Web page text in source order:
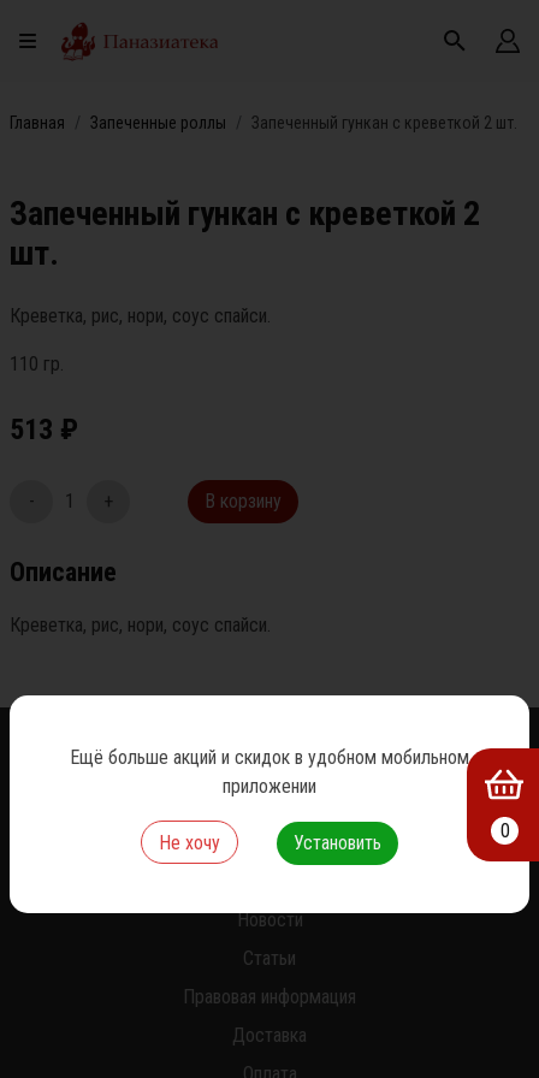
Главная Запеченные роллы Запеченный гункан с креветкой 2 шт.
Запеченный гункан с креветкой 2
шт.
Креветка, рис, нори, соус спайси.
110 гр.
513 ₽
- 1 + В корзину
Описание
Креветка, рис, нори, соус спайси.
Новости
Статьи
Правовая информация
Доставка
0
Ещё больше акций и скидок в удобном мобильном
приложении
Не хочу Установить